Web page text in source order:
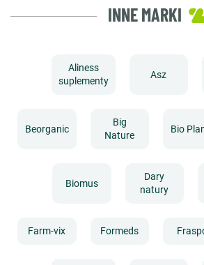
INNE MARKI
Aliness
suplementy
Asz
Beorganic
Big
Nature
Bio
Biomus
Dary
natury
Farm-vix Formeds